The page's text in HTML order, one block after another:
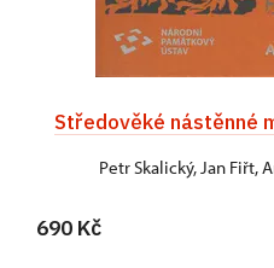
Středověké nástěnné
Petr Skalický, Jan Fiřt,
690 Kč